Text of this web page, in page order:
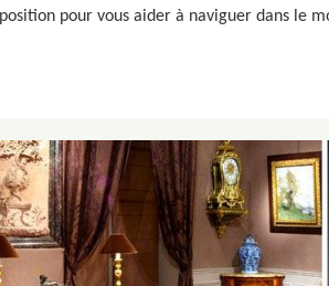
pour vous aider à naviguer dans le